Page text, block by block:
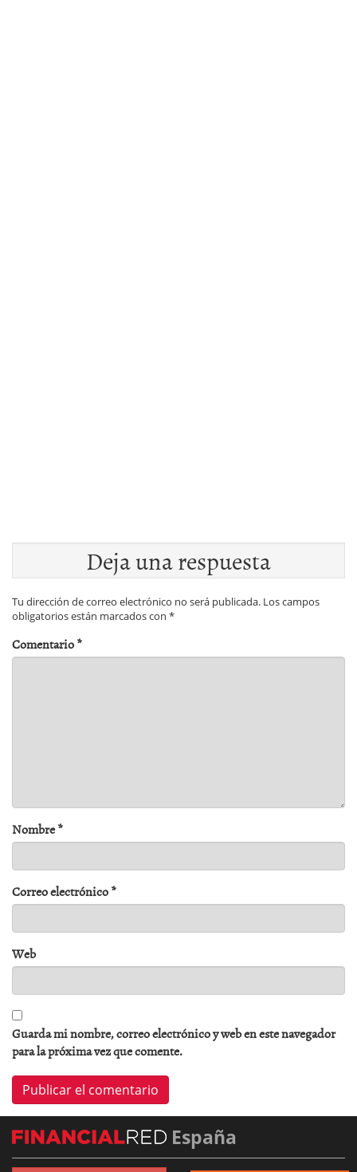
Deja una respuesta
Tu dirección de correo electrónico no será publicada. Los campos
obligatorios están marcados con *
Comentario*
Nombre*
Correo electrónico*
Web
Guarda mi nombre, correo electrónico y web en este navegador
para la próxima vez que comente.
España